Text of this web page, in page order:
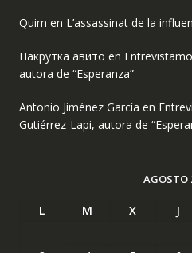
Quim en L’assassinat de la
Накрутка авито en
autora de “Esperanza”
Antonio Jiménez García en
Gutiérrez-Lapi, autora de
AGOSTO
L M X J